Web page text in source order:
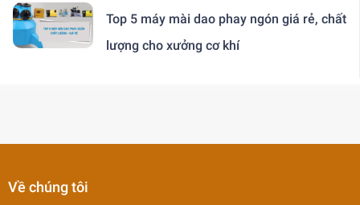
Top 5 máy mài dao phay ngón giá rẻ, chất
lượng cho xưởng cơ khí
Về chúng tôi